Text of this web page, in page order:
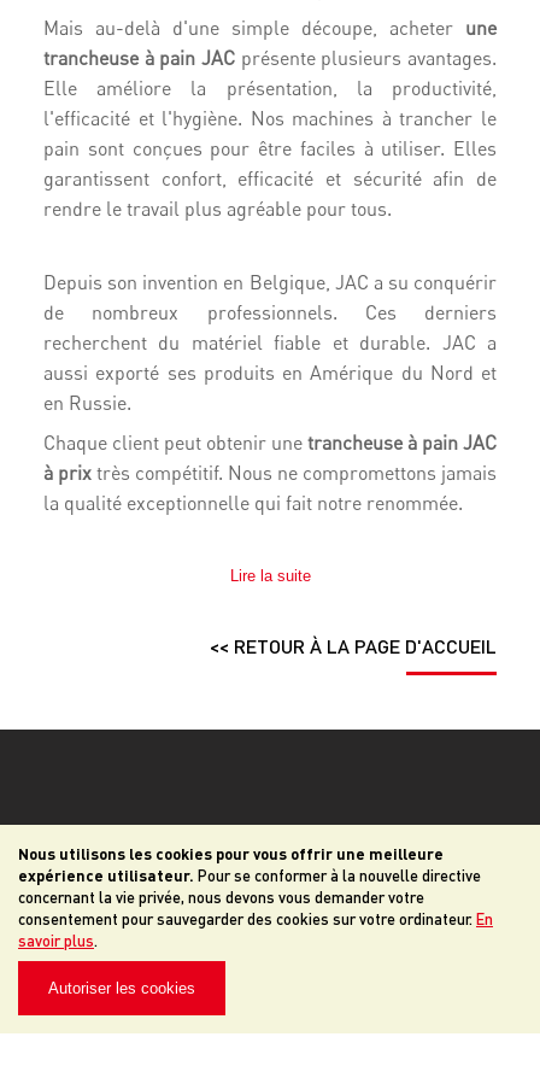
Nous utilisons les cookies pour vous offrir une meilleure
expérience utilisateur. Pour se conformer à la nouvelle directive
concernant la vie privée, nous devons vous demander votre
consentement pour sauvegarder des cookies sur votre ordinateur.En
savoir plus.
Autoriser les cookies
Mais au-delà d'une simple découpe, acheter une
trancheuse à pain JAC présente plusieurs avantages.
Elle améliore la présentation, la productivité,
l'efficacité et l'hygiène. Nos machines à trancher le
pain sont conçues pour être faciles à utiliser. Elles
garantissent confort, efficacité et sécurité afin de
rendre le travail plus agréable pour tous.
Depuis son invention en Belgique, JAC a su conquérir
de nombreux professionnels. Ces derniers
recherchent du matériel fiable et durable. JAC a
aussi exporté ses produits en Amérique du Nord et
en Russie.
Chaque client peut obtenir une trancheuse à pain JAC
à prix très compétitif. Nous ne compromettons jamais
la qualité exceptionnelle qui fait notre renommée.
Lire la suite
<< RETOUR À LA PAGE D'ACCUEIL
INSCRIPTION À LA NEWSLETTER